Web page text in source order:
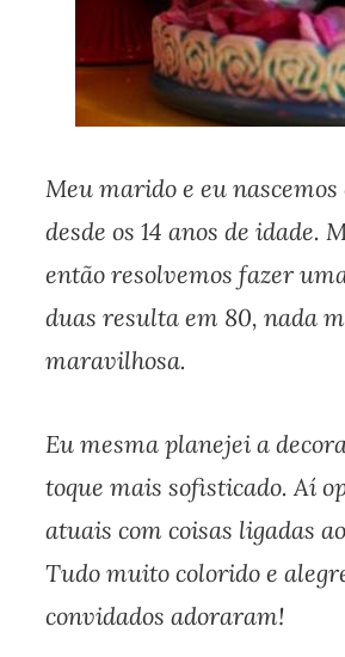
Meu marido e eu nascemos
desde os 14 anos de idade.
então resolvemos fazer
duas resulta em 80, nada
maravilhosa.
Eu mesma planejei a
toque mais sofisticado. Aí
atuais com coisas ligadas
Tudo muito colorido e
convidados adoraram!